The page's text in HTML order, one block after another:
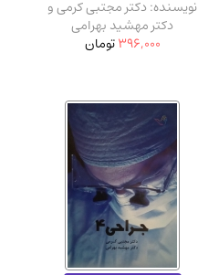
نویسنده: دکتر مجتبی کرمی و
دکتر مهشید بهرامی
396,000تومان